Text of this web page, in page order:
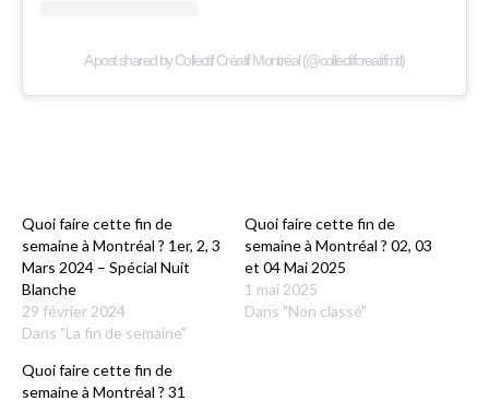
A post shared by Collectif Créatif Montréal (@collectifcreatifmtl)
Quoi faire cette fin de
semaine à Montréal ? 1er, 2, 3
Mars 2024 – Spécial Nuit
Blanche
29 février 2024
Dans "La fin de semaine"
Quoi faire cette fin de
semaine à Montréal ? 02, 03
et 04 Mai 2025
1 mai 2025
Dans "Non classé"
Quoi faire cette fin de
semaine à Montréal ? 31